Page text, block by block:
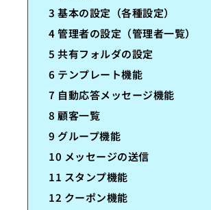
3 基本の設定（各種設定）
4 管理者の設定（管理者一覧）
5 共有フォルダの設定
6 テンプレート機能
7 自動応答メッセージ機能
8 顧客一覧
9 グループ機能
10 メッセージの送信
11 スタンプ機能
12 クーポン機能